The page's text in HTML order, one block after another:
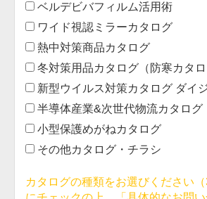
ベルデビバフィルム活用術
ワイド視認ミラーカタログ
熱中対策商品カタログ
冬対策用品カタログ（防寒カタロ
新型ウイルス対策カタログ ダイ
半導体産業&次世代物流カタログ
小型保護めがねカタログ
その他カタログ・チラシ
カタログの種類をお選びください